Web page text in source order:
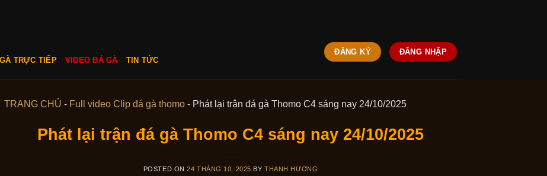
TRỰC TIẾP VIDEO ĐÁ GÀ TIN TỨC
ĐĂNG KÝ ĐĂNG NHẬP
TRANG CHỦ - Full video Clip đá gà thomo - Phát lại trận đá gà Thomo C4 sáng nay 24/10/2025
Phát lại trận đá gà Thomo C4 sáng nay 24/10/2025
POSTED ON24 THÁNG 10, 2025 BYTHANH HƯƠNG